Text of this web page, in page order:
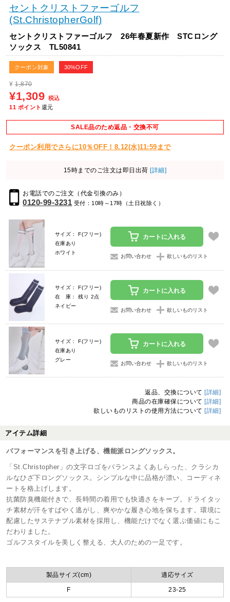
セントクリストファーゴルフ
(St.ChristopherGolf)
セントクリストファーゴルフ 26年春夏新作 STCロング
ソックス TL50841
クーポン対象 30%OFF
¥ 1,870
¥1,309 税込
11 ポイント 還元
SALE品のため返品・交換不可
クーポン利用でさらに10％OFF！8.12(水)11:59まで
15時までのご注文は即日出荷 [詳細]
お電話でのご注文（代金引換のみ）
0120-99-3231 受付：10時～17時（土日祝除く）
サイズ： F(フリー)
在庫あり
ホワイト
カートに入れる
お問い合わせ 欲しいものリスト
サイズ： F(フリー)
在 庫： 残り 2点
ネイビー
カートに入れる
お問い合わせ 欲しいものリスト
サイズ： F(フリー)
在庫あり
グレー
カートに入れる
お問い合わせ 欲しいものリスト
返品、交換について [詳細]
商品の在庫確保について [詳細]
欲しいものリストの使用方法について [詳細]
アイテム詳細
パフォーマンスを引き上げる、機能派ロングソックス。
「St.Christopher」の文字ロゴをバランスよくあしらった、クラシカ
ルなひざ下ロングソックス。シンプルな中に品格が漂い、コーディネ
ートを格上げします。
抗菌防臭機能付きで、長時間の着用でも快適さをキープ。ドライタッ
チ素材が汗をすばやく逃がし、爽やかな履き心地を保ちます。環境に
配慮したサステナブル素材を採用し、機能だけでなく選ぶ価値にもこ
だわりました。
ゴルフスタイルを美しく整える、大人のための一足です。
製品サイズ(cm) 適応サイズ
F 23-25